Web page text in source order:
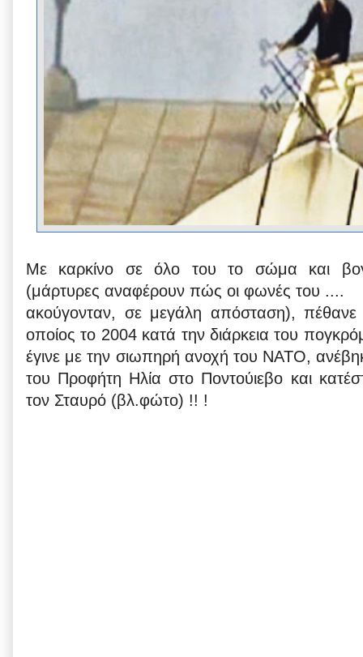
Με καρκίνο σε όλο του το σώμα και
(μάρτυρες αναφέρουν πώς οι φωνές του ....
ακούγονταν, σε μεγάλη απόσταση),
οποίος το 2004 κατά την διάρκεια του
έγινε με την σιωπηρή ανοχή του ΝΑΤΟ,
του Προφήτη Ηλία στο Ποντούιεβο και
τον Σταυρό (βλ.φώτο) !! !